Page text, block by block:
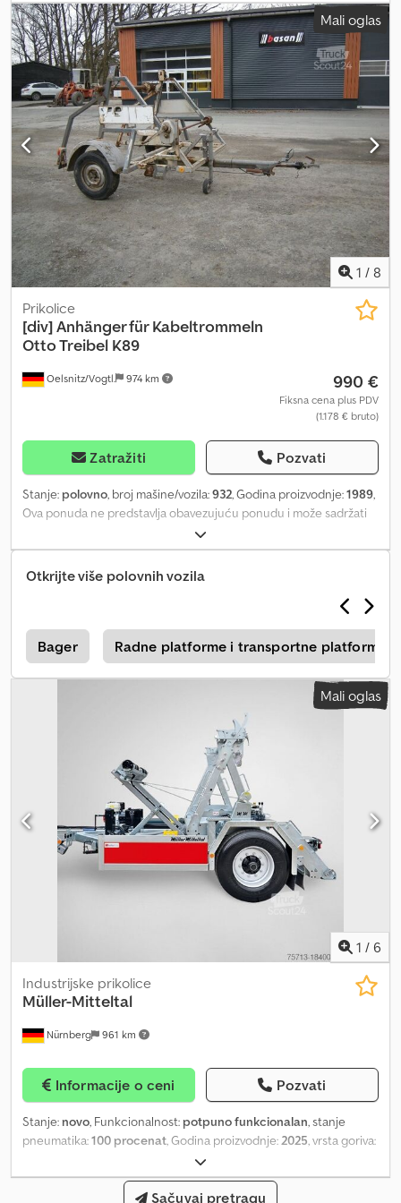
Ova ponuda ne predstavlja obavezujuću ponudu i može sadržati
greške. Ne daje se garancija za sve navedene podatke.
Chjdpfxozb Tr Uo Ahfea
Mali oglas
1 / 8
Oelsnitz/Vogtl. 974 km
Prikolice
[div]Anhänger für Kabeltrommeln
Otto Treibel K89
990 €
Fiksna cena plus PDV
(1.178 € bruto)
Zatražiti Pozvati
Stanje: polovno, broj mašine/vozila:932, Godina proizvodnje:1989,
Ova ponuda ne predstavlja obavezujuću ponudu i može sadržati
greške. Ne postoji garancija za sve navedene podatke. Ova
ponuda ne predstavlja obavezujuću ponudu i može sadržati
greške. Ne postoji garancija za sve navedene podatke. Chjdpfx
Aozb Tr Iohfsa
Otkrijte više polovnih vozila
Bager Radne platforme i transportne platforme
Mali oglas
1 / 6
Nürnberg 961 km
Industrijske prikolice
Müller-Mitteltal
Informacije o ceni Pozvati
Stanje: novo, Funkcionalnost: potpuno funkcionalan, stanje
pneumatika:100 procenat, Godina proizvodnje:2025, vrsta goriva:
, Potpuno automatizovana kablovska prikolica za tehnologiju
budućnosti. Chedpovvvqfjfx Ahfja KWH kompanije Müller-Mitteltal
je specijalizovano vozilo koje se već decenijama pokazalo
Sačuvaj pretragu